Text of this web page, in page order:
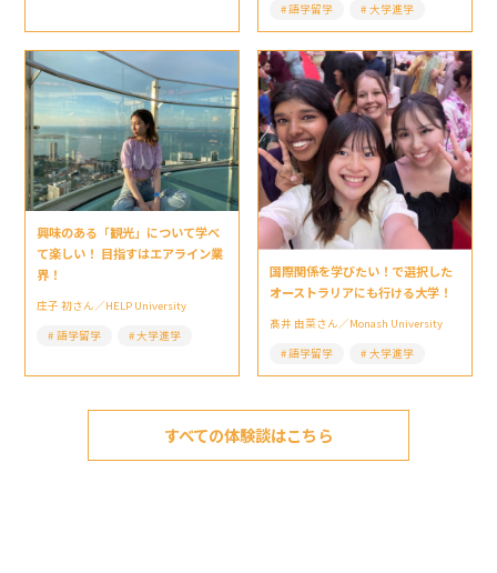
語学留学
大学進学
興味のある「観光」について学べ
て楽しい！ 目指すはエアライン業
界！
庄子 初さん／HELP University
語学留学
大学進学
国際関係を学びたい！で選択した
オーストラリアにも行ける大学！
髙井 由菜さん／Monash University
語学留学
大学進学
すべての体験談はこちら